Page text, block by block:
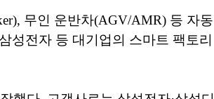
무인 운반차(AGV/AMR) 등 자동
성전자 등 대기업의 스마트 팩토리